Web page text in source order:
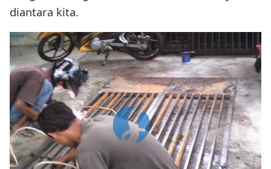
diantara kita.